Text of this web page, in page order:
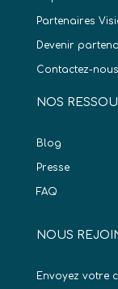
Partenaires
Devenir
Contactez-nous
NOS
Blog
Presse
FAQ
NOUS
Envoyez votre